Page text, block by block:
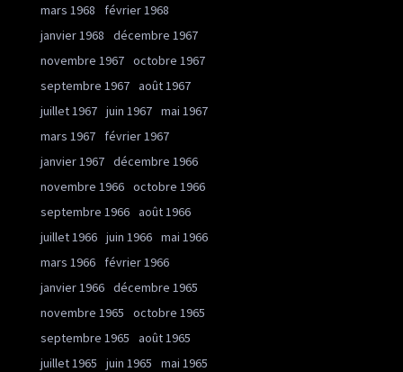
mars 1968
février 1968
janvier 1968
décembre 1967
novembre 1967 octobre 1967
septembre 1967 août 1967
juillet 1967 juin 1967 mai 1967
mars 1967
février 1967
janvier 1967 décembre 1966
novembre 1966 octobre 1966
septembre 1966 août 1966
juillet 1966 juin 1966 mai 1966
mars 1966
février 1966
janvier 1966 décembre 1965
novembre 1965
octobre 1965
septembre 1965
août 1965
juillet 1965
juin 1965
mai 1965